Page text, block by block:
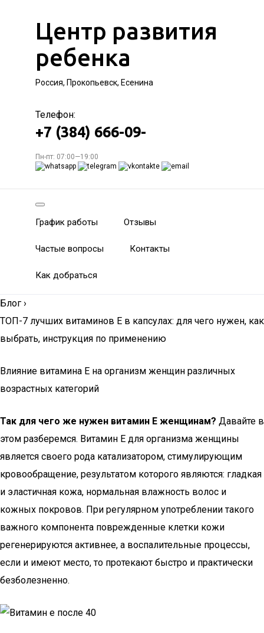
Центр развития
ребенка
Россия, Прокопьевск, Есенина
Телефон:
+7 (384) 666-09-
Пн-пт: 07:00—19:00
График работы Отзывы
Частые вопросы Контакты
Как добраться
Блог ›
ТОП-7 лучших витаминов Е в капсулах: для чего нужен, как
выбрать, инструкция по применению
Влияние витамина Е на организм женщин различных
возрастных категорий
Так для чего же нужен витамин Е женщинам? Давайте в
этом разберемся. Витамин Е для организма женщины
является своего рода катализатором, стимулирующим
кровообращение, результатом которого являются: гладкая
и эластичная кожа, нормальная влажность волос и
кожных покровов. При регулярном употреблении такого
важного компонента поврежденные клетки кожи
регенерируются активнее, а воспалительные процессы,
если и имеют место, то протекают быстро и практически
безболезненно.